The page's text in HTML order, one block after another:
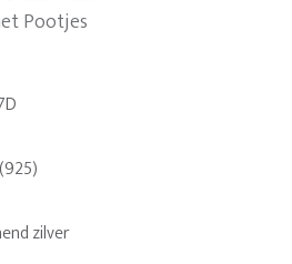
zilver